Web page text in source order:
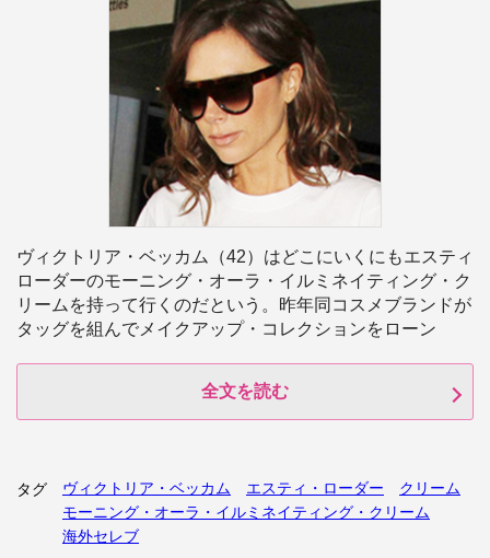
ヴィクトリア・ベッカム（42）はどこにいくにもエスティ
ローダーのモーニング・オーラ・イルミネイティング・ク
リームを持って行くのだという。昨年同コスメブランドが
タッグを組んでメイクアップ・コレクションをローン
全文を読む
タグ ヴィクトリア・ベッカム エスティ・ローダー
クリーム
モーニング・オーラ・イルミネイティング・クリーム
海外セレブ